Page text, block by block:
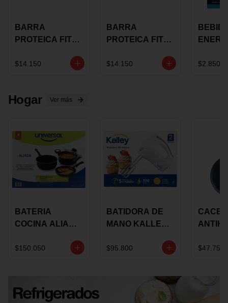
BARRA
PROTEICA FIT
CHOCOLATE X
$14.150
BARRA
PROTEICA FIT
GRS
$14.150
STACK 6G
$2.850
Hogar Ver más
BATERIA
COCINA ALIADA
PIEZAS
$150.050
BATIDORA DE
MANO KALLEY
VELOCIDADES
$95.800
TAPA
$47.750